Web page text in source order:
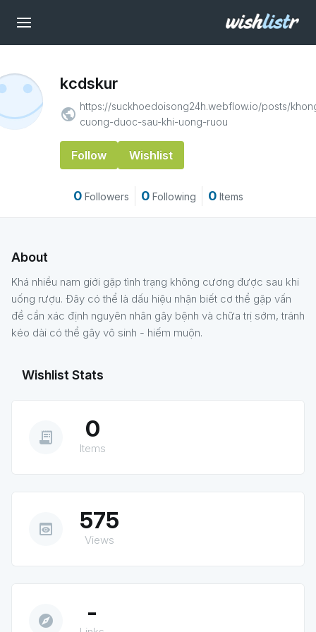
kcdskur
public https://suckhoedoisong24h.webflow.io/posts/
cuong-duoc-sau-khi-uong-ruou
Follow Wishlist
0 Followers 0 Following 0 Items
About
Khá nhiều nam giới gặp tình trạng không cương được sau khi
uống rượu. Đây có thể là dấu hiệu nhận biết cơ thể gặp vấn
đề cần xác định nguyên nhân gây bệnh và chữa trị sớm, tránh
kéo dài có thể gây vô sinh - hiếm muộn.
Wishlist Stats
receipt_long 0
Items
preview 575
Views
explore -